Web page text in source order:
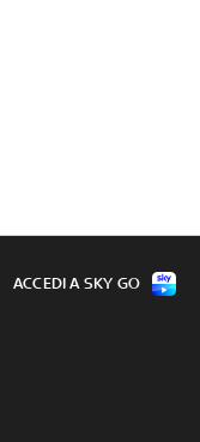
ACCEDI A SKY GO